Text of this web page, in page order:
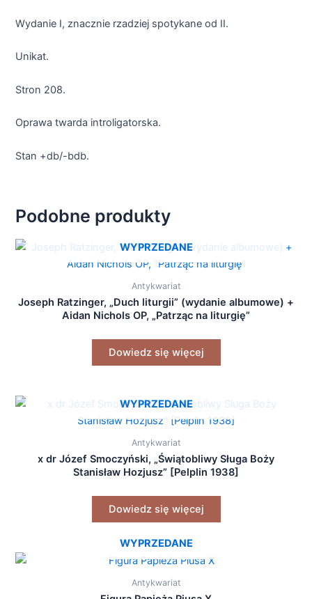
Wydanie I, znacznie rzadziej spotykane od II.
Unikat.
Stron 208.
Oprawa twarda introligatorska.
Stan +db/-bdb.
Podobne produkty
WYPRZEDANE
Antykwariat
Joseph Ratzinger, „Duch liturgii” (wydanie albumowe) +
Aidan Nichols OP, „Patrząc na liturgię”
Dowiedz się więcej
WYPRZEDANE
Antykwariat
x dr Józef Smoczyński, „Świątobliwy Sługa Boży
Stanisław Hozjusz” [Pelplin 1938]
Dowiedz się więcej
WYPRZEDANE
Antykwariat